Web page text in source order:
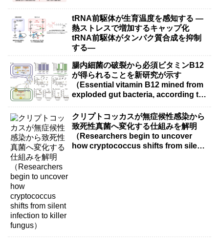
tRNA前駆体が生育温度を感知する ―
熱ストレスで増加するキャップ化
tRNA前駆体がタンパク質合成を抑制
する―
腸内細菌の破裂から必須ビタミンB12
が得られることを新研究が示す
（Essential vitamin B12 mined from
exploded gut bacteria, according to
クリプトコッカスが無症候性感染から
致死性真菌へ変化する仕組みを解明
（Researchers begin to uncover
how cryptococcus shifts from silent